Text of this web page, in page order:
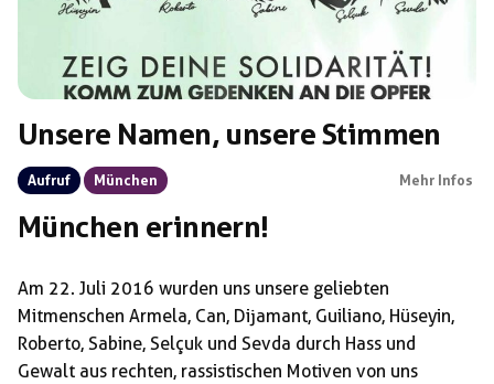
Unsere Namen, unsere Stimmen
Aufruf München Mehr Infos
München erinnern!
Am 22. Juli 2016 wurden uns unsere geliebten
Mitmenschen Armela, Can, Dijamant, Guiliano, Hüseyin,
Roberto, Sabine, Selçuk und Sevda durch Hass und
Gewalt aus rechten, rassistischen Motiven von uns